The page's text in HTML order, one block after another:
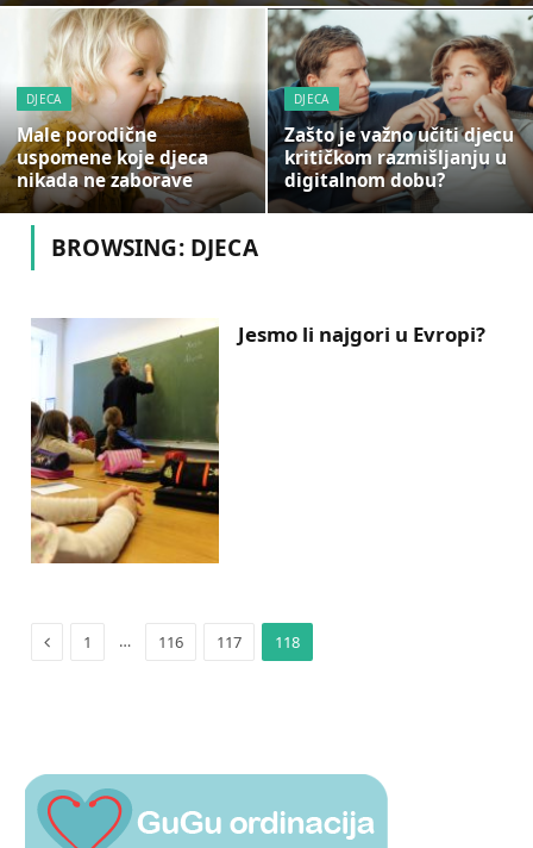
DJECA
Male porodične
uspomene koje djeca
nikada ne zaborave
DJECA
Zašto je važno učiti djecu
kritičkom razmišljanju u
digitalnom dobu?
BROWSING: DJECA
Jesmo li najgori u Evropi?
Previous
1 … 116 117 118